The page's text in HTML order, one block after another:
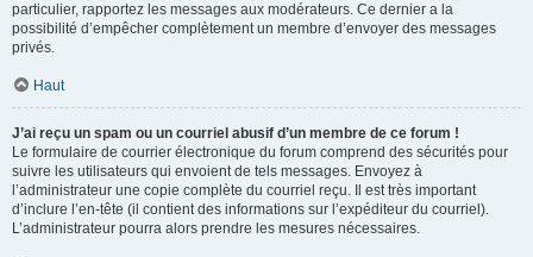
particulier, rapportez les messages aux modérateurs. Ce dernier a la
possibilité d’empêcher complètement un membre d’envoyer des messages
privés.
Haut
J’ai reçu un spam ou un courriel abusif d’un membre de ce forum !
Le formulaire de courrier électronique du forum comprend des sécurités pour
suivre les utilisateurs qui envoient de tels messages. Envoyez à
l’administrateur une copie complète du courriel reçu. Il est très important
d’inclure l’en-tête (il contient des informations sur l’expéditeur du courriel).
L’administrateur pourra alors prendre les mesures nécessaires.